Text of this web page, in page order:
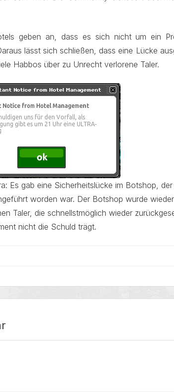
geben an, dass es sich nicht um ein
lässt sich schließen, dass eine Lücke
Habbos über zu Unrecht verlorene Taler.
Es gab eine Sicherheitslücke im Botshop,
worden war. Der Botshop wurde
Taler, die schnellstmöglich wieder
nicht die Schuld trägt.